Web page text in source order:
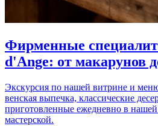
Фирменные
d'Ange: от макарунов
Экскурсия по нашей витрине и
венская выпечка, классические
приготовленные ежедневно в
мастерской.